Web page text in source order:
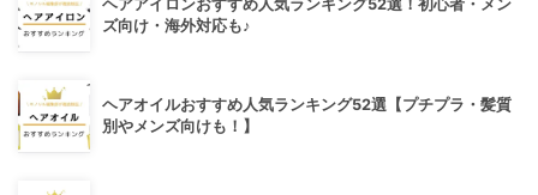
ヘアアイロンおすすめ人気ランキング52選！初心者・メン
ズ向け・海外対応も♪
ヘアオイルおすすめ人気ランキング52選【プチプラ・髪質
別やメンズ向けも！】